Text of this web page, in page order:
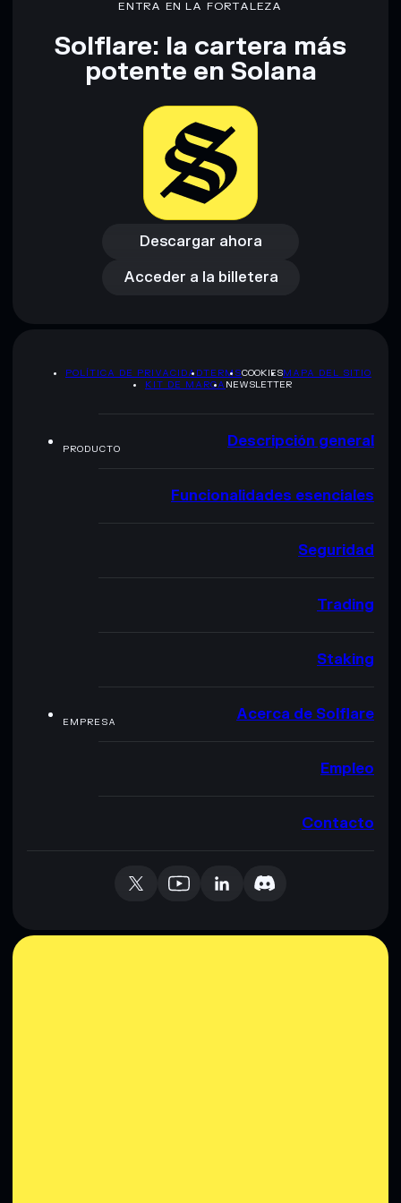
Descargo de responsabilidad: Esta información tiene
únicamente fines educativos y no constituye asesoramiento
proporcionados por rugcheck.xyz.
ENTRA EN LA FORTALEZA
Solflare: la cartera más
potente en Solana
Descargar ahora
Descargar ahora
Acceder a la billetera
Acceder a la billetera
POLÍTICA DE PRIVACIDADTERMSCOOKIESMAPA DEL SITIO
KIT DE MARCA NEWSLETTER
PRODUCTO Descripción general
Funcionalidades esenciales
Seguridad
Trading
Staking
EMPRESA Acerca de Solflare
Empleo
Contacto